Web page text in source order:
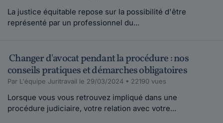
La justice équitable repose sur la possibilité d'être
représenté par un professionnel du...
Changer d'avocat pendant la procédure : nos
conseils pratiques et démarches obligatoires
Par L'équipe Juritravail le 29/03/2024 • 22190 vues
Lorsque vous vous retrouvez impliqué dans une
procédure judiciaire, votre relation avec votre...